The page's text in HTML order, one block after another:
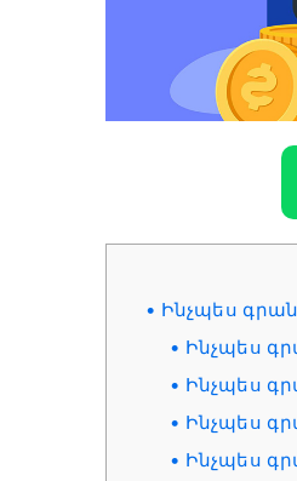
Ինչպես
Ինչպես
Ինչպես
Ինչպես
Ինչպես